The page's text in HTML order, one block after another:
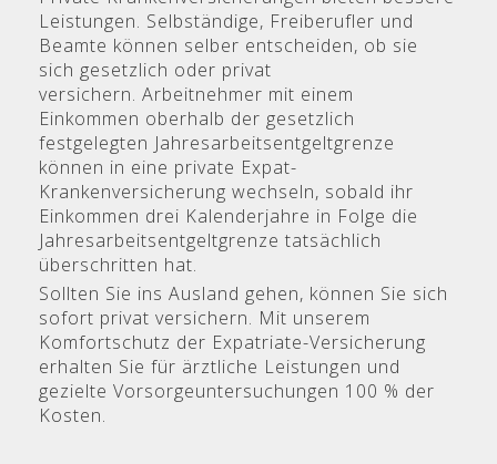
Leistungen. Selbständige, Freiberufler und
Beamte können selber entscheiden, ob sie
sich gesetzlich oder privat
versichern. Arbeitnehmer mit einem
Einkommen oberhalb der gesetzlich
festgelegten Jahresarbeitsentgeltgrenze
können in eine private Expat-
Krankenversicherung wechseln, sobald ihr
Einkommen drei Kalenderjahre in Folge die
Jahresarbeitsentgeltgrenze tatsächlich
überschritten hat.
Sollten Sie ins Ausland gehen, können Sie sich
sofort privat versichern. Mit unserem
Komfortschutz der Expatriate-Versicherung
erhalten Sie für ärztliche Leistungen und
gezielte Vorsorgeuntersuchungen 100 % der
Kosten.